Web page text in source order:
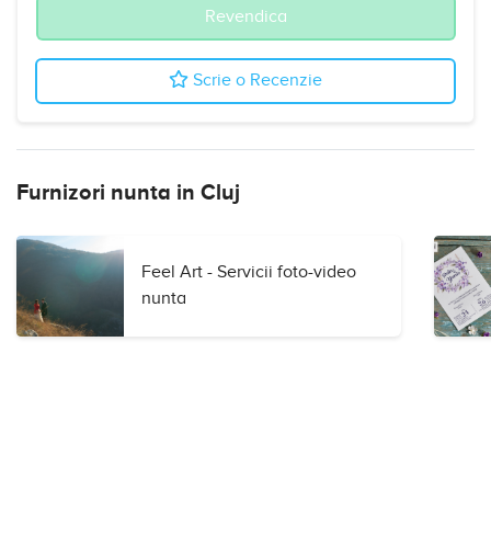
Revendica
Scrie o Recenzie
Furnizori nunta in Cluj
Feel Art - Servicii foto-video
nunta